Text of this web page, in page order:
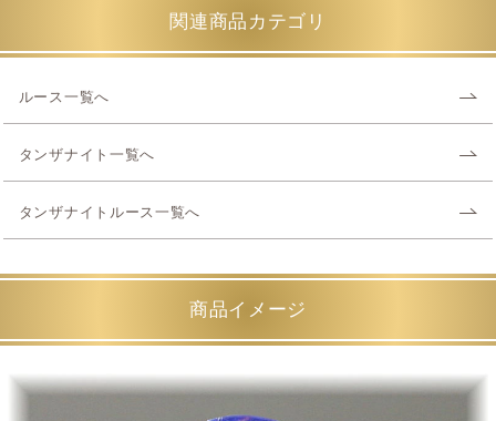
関連商品カテゴリ
ルース一覧へ
タンザナイト一覧へ
タンザナイトルース一覧へ
商品イメージ